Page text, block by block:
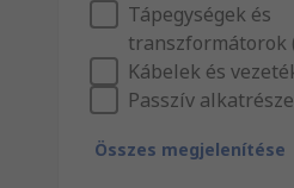
Tápegységek és
transzformátorok
Kábelek és
Passzív
Összes megjelenítése